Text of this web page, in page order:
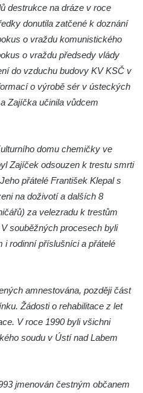
na hřbitově
a Karla Pelce u
Vltavou
hřbitově v
hřbitově v
v
hřbitově v
v Dobříni
v Lužici
destrukce na dráze v roce
donutila zatčené k doznání
o vraždu komunistického
o vraždu předsedy vlády
do vzduchu budovy KV KSČ v
o výrobě sér v ústeckých
Zajíčka učinila vůdcem
domu chemičky ve
Zajíček odsouzen k trestu smrti
přátelé František Klepal s
na doživotí a dalších 8
za velezradu k trestům
souběžných procesech byli
i rodinní příslušníci a přátelé
amnestována, později část
Žádosti o rehabilitace z let
V roce 1990 byli všichni
soudu v Ústí nad Labem
jmenován čestným občanem